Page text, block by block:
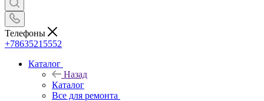
Телефоны
+78635215552
Каталог
Назад
Каталог
Все для ремонта